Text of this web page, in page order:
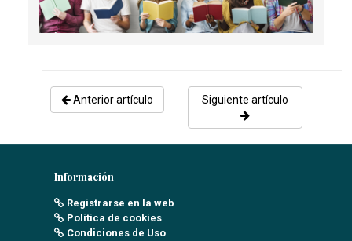
Anterior artículo Siguiente artículo
Información
Registrarse en la web
Política de cookies
Condiciones de Uso